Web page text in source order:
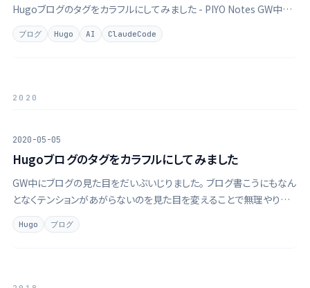
Hugoブログのタグをカラフルにしてみました - PIYO Notes GW中に
ブログの見た目をだいぶいじりました。 ブログ書こうにもなんとなくテ
ンションがあがらないのを見た目を変えることで無理やりテンションを
ブログ Hugo AI ClaudeCode
2020
2020-05-05
Hugoブログのタグをカラフルにしてみました
GW中にブログの見た目をだいぶいじりました。 ブログ書こうにもなん
となくテンションがあがらないのを見た目を変えることで無理やりテン
ションを上げるという作戦です。 久しぶりだったこともありローカルサ
ーバーを動かすところですら苦労したのですがそれはまた後日メモす
Hugo ブログ